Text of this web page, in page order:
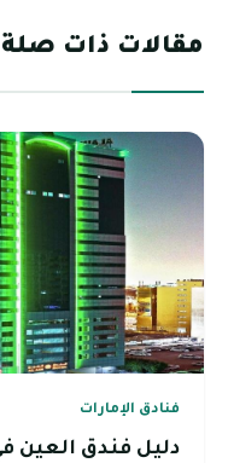
مقالات ذات صلة
فنادق الإمارات
دليل فندق العين